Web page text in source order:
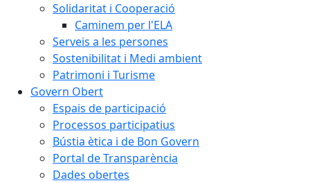
Solidaritat i Cooperació
Caminem per l'ELA
Serveis a les persones
Sostenibilitat i Medi ambient
Patrimoni i Turisme
Govern Obert
Espais de participació
Processos participatius
Bústia ètica i de Bon Govern
Portal de Transparència
Dades obertes